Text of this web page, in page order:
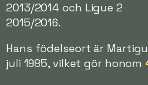
2013/2014 och Ligue 2
2015/2016.
Hans födelseort är
juli 1985, vilket gör honom